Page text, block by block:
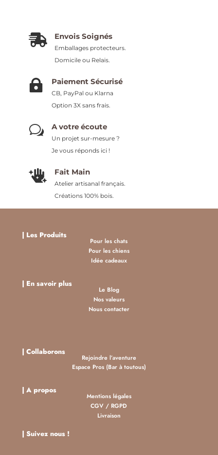
 Envois Soignés
Emballages protecteurs.
Domicile ou Relais.
 Paiement Sécurisé
CB, PayPal ou Klarna
Option 3X sans frais.
w A votre écoute
Un projet sur-mesure ?
Je vous réponds ici !
 Fait Main
Atelier artisanal français.
Créations 100% bois.
| Les Produits
Pour les chats
Pour les chiens
Idée cadeaux
| En savoir plus
Le Blog
Nos valeurs
Nous contacter
| Collaborons
Rejoindre l’aventure
Espace Pros (Bar à toutous)
| A propos
Mentions légales
CGV / RGPD
Livraison
| Suivez nous !